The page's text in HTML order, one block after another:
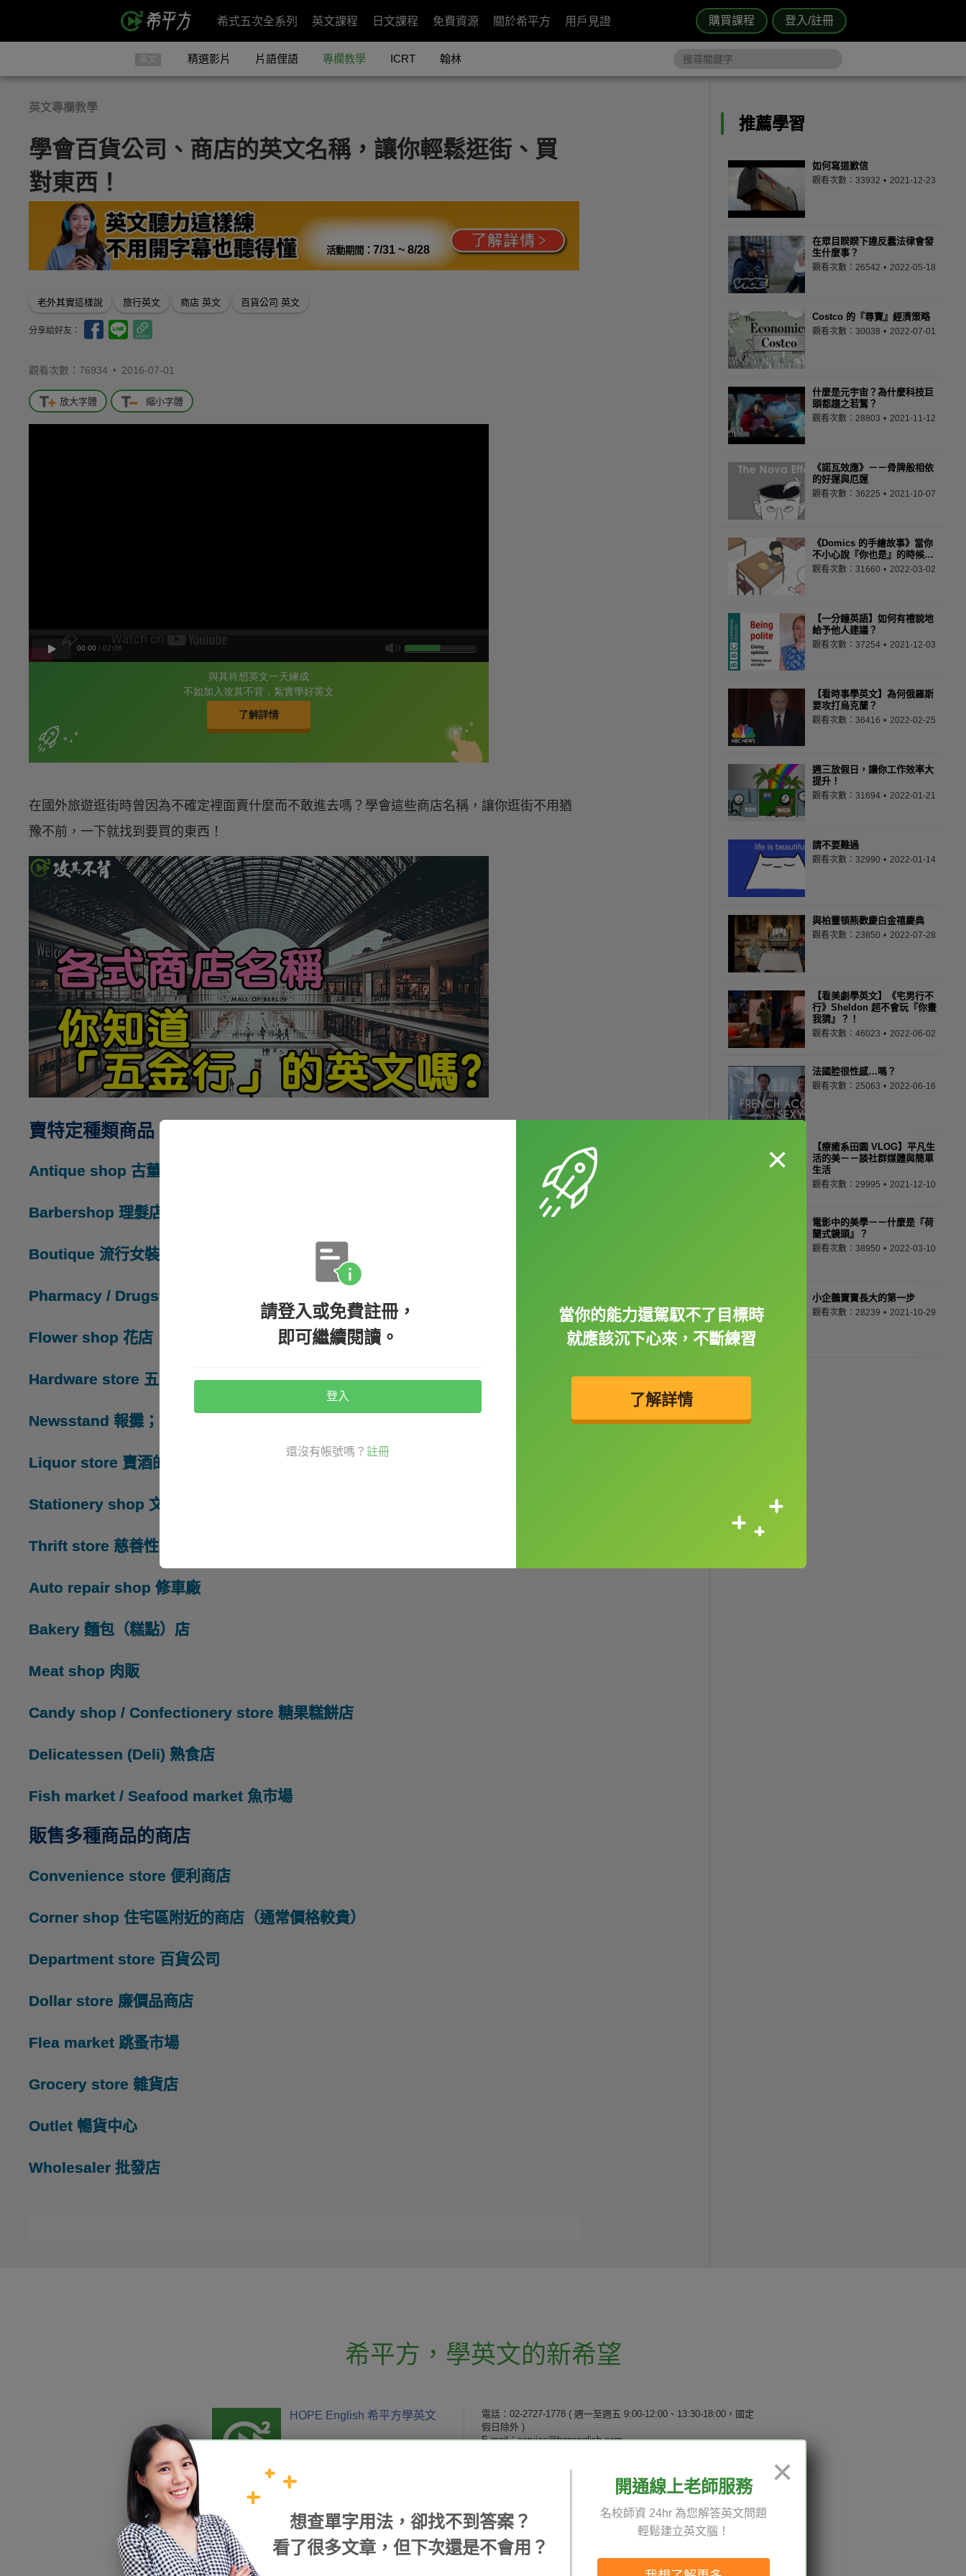
購買課程 登入/註冊
希式五次全系列 英文課程 日文課程 免費資源 關於希平方 用戶見證
英文 精選影片 片語俚語 專欄教學 ICRT 翰林
英文專欄教學
學會百貨公司、商店的英文名稱，讓你輕鬆逛街、買
對東西！
活動期間： 7/31 ~ 8/28
老外其實這樣說 旅行英文 商店 英文 百貨公司 英文
分享給好友：
觀看次數：76934 • 2016-07-01
放大字體 縮小字體
在國外旅遊逛街時曾因為不確定裡面賣什麼而不敢進去嗎？學會這些商店名稱，讓你逛街不用猶
豫不前，一下就找到要買的東西！
賣特定種類商品 / 服務的商店
Antique shop 古董店
Barbershop 理髮店
Boutique 流行女裝商店；精品店
Pharmacy / Drugstore
Flower shop 花店
Hardware store 五金行
Newsstand 報攤；報刊出售處
Liquor store 賣酒的商店
Stationery shop 文具店
Thrift store 慈善性二手商店
Auto repair shop 修車廠
Bakery 麵包（糕點）店
Meat shop 肉販
Candy shop / Confectionery store 糖果糕餅店
Delicatessen (Deli) 熟食店
Fish market / Seafood market 魚市場
販售多種商品的商店
Convenience store 便利商店
Corner shop 住宅區附近的商店（通常價格較貴）
Department store 百貨公司
Dollar store 廉價品商店
Flea market 跳蚤市場
Grocery store 雜貨店
Outlet 暢貨中心
Wholesaler 批發店
推薦學習
如何寫道歉信
觀看次數：33932 2021-12-23
在眾目睽睽下違反蠢法律會發
生什麼事？
觀看次數：26542 2022-05-18
Costco 的『尋寶』經濟策略
觀看次數：30038 2022-07-01
什麼是元宇宙？為什麼科技巨
頭都趨之若鶩？
觀看次數：28803 2021-11-12
《諾瓦效應》－－骨牌般相依
的好運與厄運
觀看次數：36225 2021-10-07
《Domics 的手繪故事》當你
不小心說『你也是』的時候…
觀看次數：31660 2022-03-02
【一分鐘英語】如何有禮貌地
給予他人建議？
觀看次數：37254 2021-12-03
【看時事學英文】為何俄羅斯
要攻打烏克蘭？
觀看次數：36416 2022-02-25
週三放假日，讓你工作效率大
提升！
觀看次數：31694 2022-01-21
請不要難過
觀看次數：32990 2022-01-14
與柏靈頓熊歡慶白金禧慶典
觀看次數：23850 2022-07-28
【看美劇學英文】《宅男行不
行》Sheldon 超不會玩『你畫
我猜』？！
觀看次數：46023 2022-06-02
法國腔很性感…嗎？
觀看次數：25063 2022-06-16
【療癒系田園 VLOG】平凡生
活的美－－談社群媒體與簡單
生活
觀看次數：29995 2021-12-10
電影中的美學－－什麼是『荷
蘭式鏡頭』？
觀看次數：38950 2022-03-10
小企鵝寶寶長大的第一步
觀看次數：28239 2021-10-29
希平方 ， 學英文的新希望
HOPE English 希平方學英文 電話：02-2727-1778 ( 週一至週五 9:00-12:00、13:30-18:00，國定
假日除外 )
E-mail：service@hopenglish.com
精選影片
每日片語
專欄教學
說明與導覽
×
想查單字用法，卻找不到答案？
看了很多文章，但下次還是不會用？
開通線上老師服務
名校師資 24hr 為您解答英文問題
輕鬆建立英文腦！
×
請登入或免費註冊，
即可繼續閱讀。
登入
還沒有帳號嗎？ 註冊
當你的能力還駕馭不了目標時
就應該沉下心來，不斷練習
了解詳情